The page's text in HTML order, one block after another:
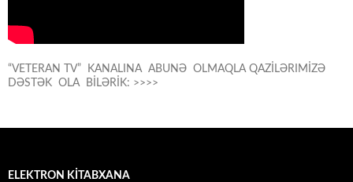
“VETERAN TV” KANALINA ABUNƏ OLMAQLA QAZİLƏRIMİZƏ
DƏSTƏK OLA BİLƏRİK: >>>>
ELEKTRON KİTABXANA